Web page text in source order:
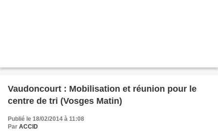
Vaudoncourt : Mobilisation et réunion pour le
centre de tri (Vosges Matin)
Publié le 18/02/2014 à 11:08
Par ACCID